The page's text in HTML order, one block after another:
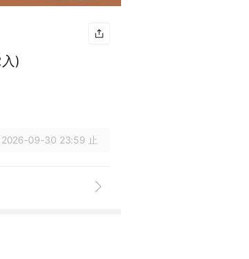
)
2026-09-30 23:59 止